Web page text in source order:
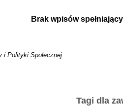
Brak wpisów
i Polityki Społecznej
Tagi dla